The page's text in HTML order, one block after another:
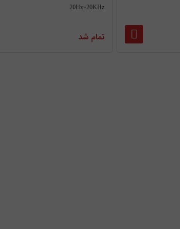
20Hz~20KHz
تمام شد